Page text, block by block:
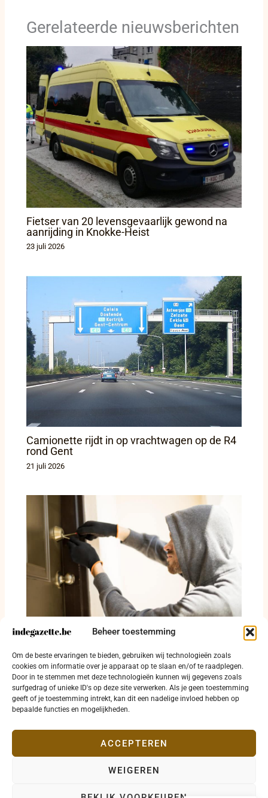
Beheer toestemming
Om de beste ervaringen te bieden, gebruiken wij technologieën zoals
cookies om informatie over je apparaat op te slaan en/of te raadplegen.
Door in te stemmen met deze technologieën kunnen wij gegevens zoals
surfgedrag of unieke ID's op deze site verwerken. Als je geen toestemming
geeft of je toestemming intrekt, kan dit een nadelige invloed hebben op
bepaalde functies en mogelijkheden.
ACCEPTEREN
WEIGEREN
Gerelateerde nieuwsberichten
Fietser van 20 levensgevaarlijk gewond na
aanrijding in Knokke-Heist
23 juli 2026
Camionette rijdt in op vrachtwagen op de R4
rond Gent
21 juli 2026
Inbraak in Ichtegem, poging in Torhout
mislukt
17 juli 2026
Copyright © 2026 indegazette.be |Privacy